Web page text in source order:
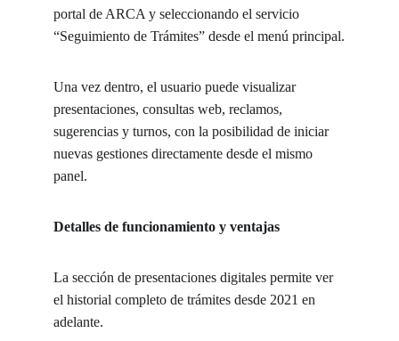
portal de ARCA y seleccionando el servicio
“Seguimiento de Trámites” desde el menú principal.
Una vez dentro, el usuario puede visualizar
presentaciones, consultas web, reclamos,
sugerencias y turnos, con la posibilidad de iniciar
nuevas gestiones directamente desde el mismo
panel.
Detalles de funcionamiento y ventajas
La sección de presentaciones digitales permite ver
el historial completo de trámites desde 2021 en
adelante.